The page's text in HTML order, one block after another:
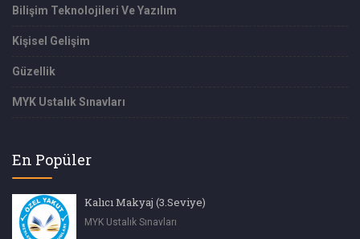
Bilişim Teknolojileri Ve Yazılım
Kişisel Gelişim
Güzellik
MYK Ustalık Sınavları
En Popüler
Kalıcı Makyaj (3.Seviye)
MYK Ustalık Sınavları